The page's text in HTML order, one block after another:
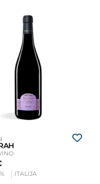
ITALIJA